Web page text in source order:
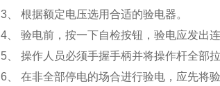
3、 根据额定电压选用合适的验电器。
4、 验电前，按一下自检按钮，验电应发出
5、 操作人员必须手握手柄并将操作杆全部
6、 在非全部停电的场合进行验电，应先将